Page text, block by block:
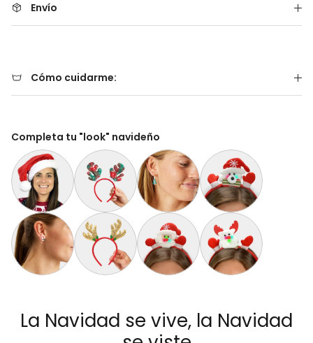
Envío
Cómo cuidarme:
Completa tu "look" navideño
Gorro Navideño Santa Claus Suave y Gordito para Adultos
Diadema Navideña de Reno Tartán
Aretes de Navidad Árbol de Navidad
Diadema Navideña
La Navidad se vive, la Navidad